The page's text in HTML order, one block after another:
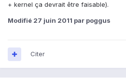
+ kernel ça devrait être faisable).
Modifié 27 juin 2011 par poggus
Citer